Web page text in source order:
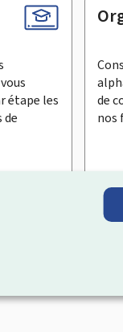
étape les
de
nos
l’État
publics